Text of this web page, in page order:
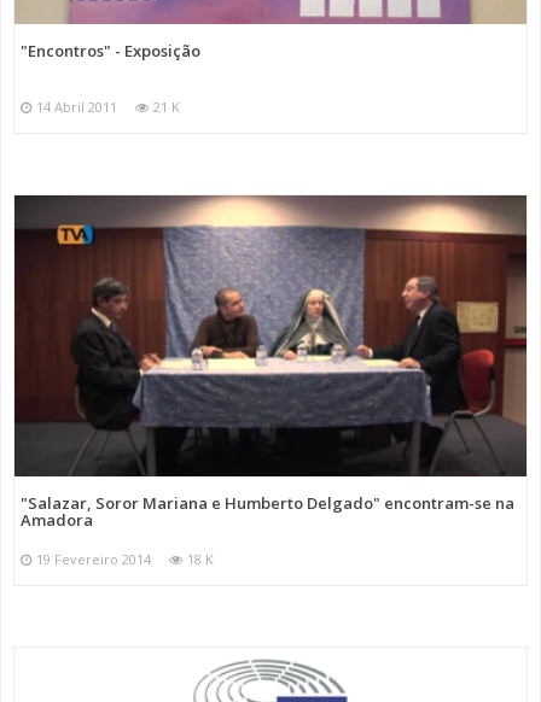
"Encontros" - Exposição
14 Abril 2011 21 K
"Salazar, Soror Mariana e Humberto Delgado" encontram-se na
Amadora
19 Fevereiro 2014 18 K